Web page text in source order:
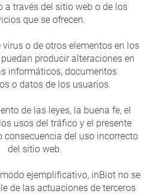
a través del sitio web o de los
que se ofrecen.
virus o de otros elementos en los
producir alteraciones en
informáticos, documentos
o datos de los usuarios.
de las leyes, la buena fe, el
usos del tráfico y el presente
consecuencia del uso incorrecto
del sitio web.
ejemplificativo, inBiot no se
de las actuaciones de terceros